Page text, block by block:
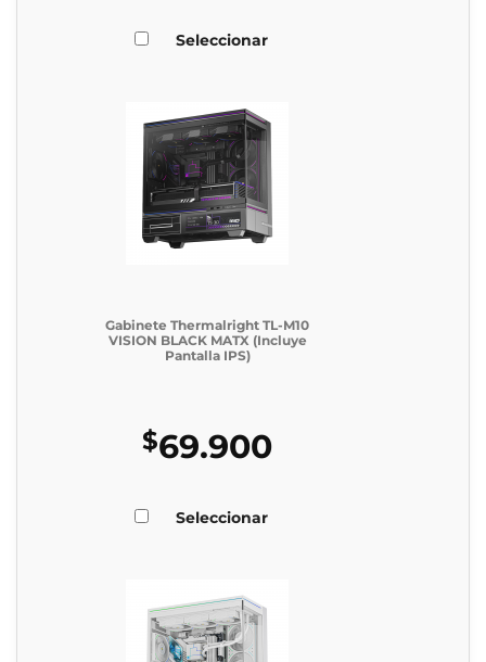
Seleccionar
Gabinete Thermalright TL-M10
VISION BLACK MATX (Incluye
Pantalla IPS)
$69.900
Seleccionar